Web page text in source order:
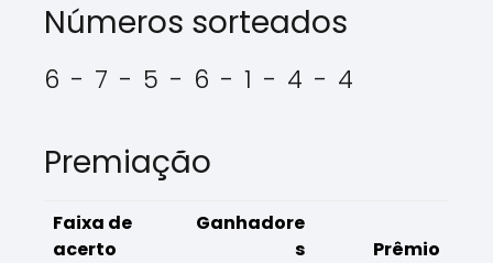
Números sorteados
6 - 7 - 5 - 6 - 1 - 4 - 4
Premiação
Faixa de
acerto
Ganhadore
s
Prêmio